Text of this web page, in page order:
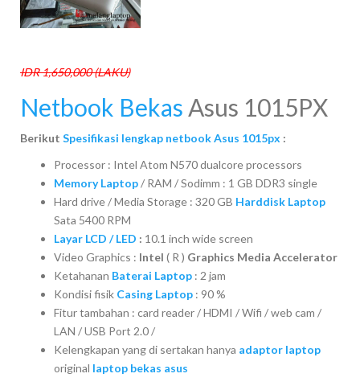
IDR 1,650,000 (LAKU)
Netbook Bekas Asus 1015PX
Berikut Spesifikasi lengkap netbook Asus 1015px :
Processor : Intel Atom N570 dualcore processors
Memory Laptop/ RAM / Sodimm : 1 GB DDR3 single
Hard drive / Media Storage : 320 GB Harddisk Laptop
Sata 5400 RPM
Layar LCD / LED : 10.1 inch wide screen
Video Graphics : Intel ( R ) Graphics Media Accelerator
Ketahanan Baterai Laptop : 2 jam
Kondisi fisik Casing Laptop : 90 %
Fitur tambahan : card reader / HDMI / Wifi / web cam /
LAN / USB Port 2.0 /
Kelengkapan yang di sertakan hanya adaptor laptop
original laptop bekas asus